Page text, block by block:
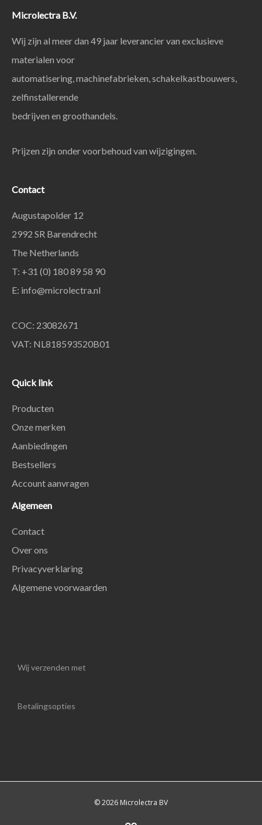
Microlectra B.V.
Wij zijn al meer dan 49 jaar leverancier van exclusieve
materialen voor
automatisering, machinefabrieken, schakelkastbouwers,
zelfinstallerende
bedrijven en groothandels.
Prijzen zijn onder voorbehoud van wijzigingen.
Contact
Augustapolder 12
2992 SR Barendrecht
The Netherlands
T: +31 (0) 180 89 58 90
E: info@microlectra.nl
COC: 23082671
VAT: NL818593520B01
Quick link
Producten
Onze merken
Aanbiedingen
Bestsellers
Account aanvragen
Algemeen
Contact
Over ons
Privacyverklaring
Algemene voorwaarden
Wij verzenden met
Betalingsopties
© 2026 Microlectra BV